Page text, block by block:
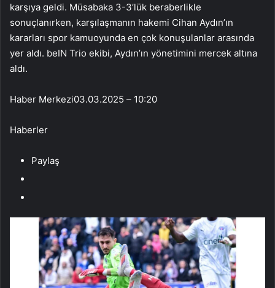
karşıya geldi. Müsabaka 3-3’lük beraberlikle
sonuçlanırken, karşılaşmanın hakemi Cihan Aydın’ın
kararları spor kamuoyunda en çok konuşulanlar arasında
yer aldı. beIN Trio ekibi, Aydın’ın yönetimini mercek altına
aldı.
Haber Merkezi03.03.2025 – 10:20
Haberler
Paylaş